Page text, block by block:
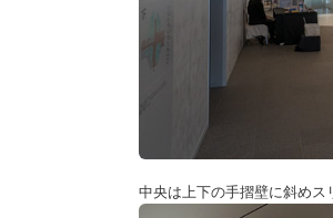
中央は上下の手摺壁に斜め